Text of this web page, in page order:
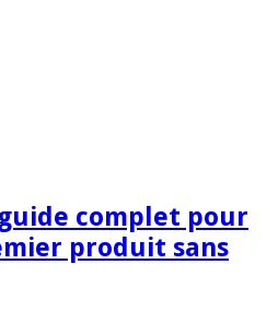
complet pour
produit sans